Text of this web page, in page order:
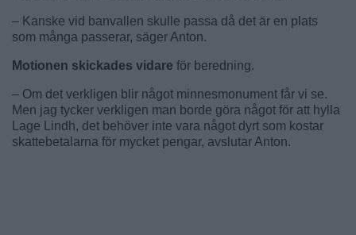
– Kanske vid banvallen skulle passa då det är en plats
som många passerar, säger Anton.
Motionen skickades vidare för beredning.
– Om det verkligen blir något minnesmonument får vi se.
Men jag tycker verkligen man borde göra något för att hylla
Lage Lindh, det behöver inte vara något dyrt som kostar
skattebetalarna för mycket pengar, avslutar Anton.